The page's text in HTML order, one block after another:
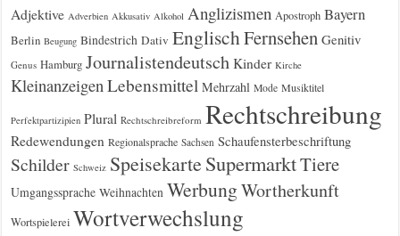
Adjektive Adverbien Akkusativ Alkohol Anglizismen Apostroph Bayern
Berlin Beugung Bindestrich Dativ EnglischFernsehen Genitiv
Genus Hamburg Journalistendeutsch Kinder Kirche
Kleinanzeigen Lebensmittel Mehrzahl Mode Musiktitel
Perfektpartizipien Plural Rechtschreibreform Rechtschreibung
Redewendungen Regionalsprache Sachsen Schaufensterbeschriftung
Schilder Schweiz Speisekarte SupermarktTiere
Umgangssprache Weihnachten WerbungWortherkunft
Wortspielerei Wortverwechslung